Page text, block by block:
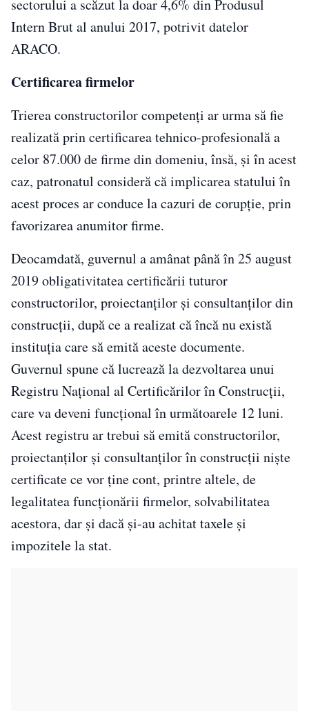
sectorului a scăzut la doar 4,6% din Produsul
Intern Brut al anului 2017, potrivit datelor
ARACO.
Certificarea firmelor
Trierea constructorilor competenţi ar urma să fie
realizată prin certificarea tehnico-profesională a
celor 87.000 de firme din domeniu, însă, şi în acest
caz, patronatul consideră că implicarea statului în
acest proces ar conduce la cazuri de corupţie, prin
favorizarea anumitor firme.
Deocamdată, guvernul a amânat până în 25 august
2019 obligativitatea certificării tuturor
constructorilor, proiectanţilor şi consultanţilor din
construcţii, după ce a realizat că încă nu există
instituţia care să emită aceste documente.
Guvernul spune că lucrează la dezvoltarea unui
Registru Naţional al Certificărilor în Construcţii,
care va deveni funcţional în următoarele 12 luni.
Acest registru ar trebui să emită constructorilor,
proiectanţilor şi consultanţilor în construcţii nişte
certificate ce vor ţine cont, printre altele, de
legalitatea funcţionării firmelor, solvabilitatea
acestora, dar şi dacă şi-au achitat taxele şi
impozitele la stat.